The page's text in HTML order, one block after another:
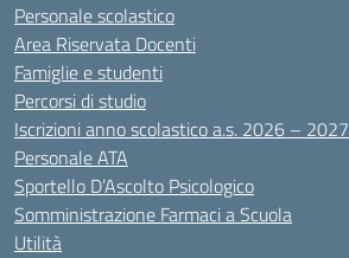
Personale scolastico
Area Riservata Docenti
Famiglie e studenti
Percorsi di studio
Iscrizioni anno scolastico a.s. 2026 – 2027
Personale ATA
Sportello D’Ascolto Psicologico
Somministrazione Farmaci a Scuola
Utilità